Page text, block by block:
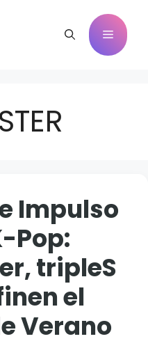
Menú
Impulso
Pop:
tripleS
el
Verano